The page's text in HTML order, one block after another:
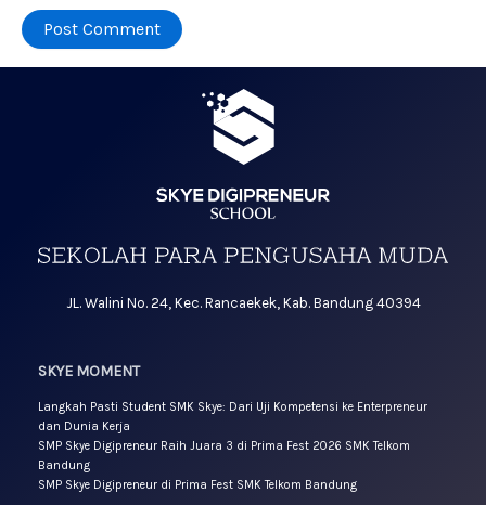
JL. Walini No. 24, Kec. Rancaekek, Kab. Bandung 40394
SKYE MOMENT
Langkah Pasti Student SMK Skye: Dari Uji Kompetensi ke Enterpreneur
dan Dunia Kerja
SMP Skye Digipreneur Raih Juara 3 di Prima Fest 2026 SMK Telkom
Bandung
SMP Skye Digipreneur di Prima Fest SMK Telkom Bandung